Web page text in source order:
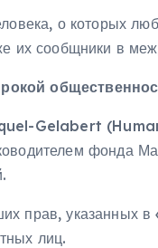
о которых
их сообщники в
Gelabert
фонда
прав, указанных в
лиц.